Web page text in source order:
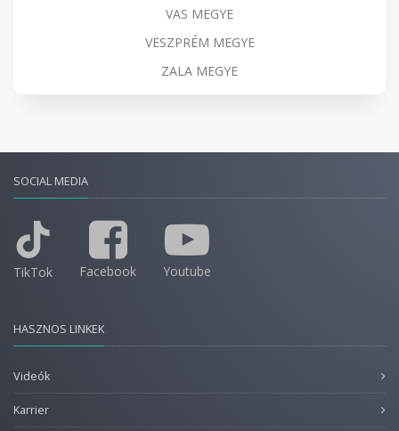
VAS MEGYE
VESZPRÉM MEGYE
ZALA MEGYE
SOCIAL MEDIA
TikTok Facebook Youtube
HASZNOS LINKEK
Videók
Karrier